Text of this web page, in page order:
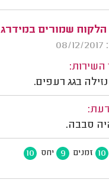
הלקוח שמורים במידרג
השירות:
נזילה בגג רעפים.
סבבה.
10 זמנים 9 יחס 10